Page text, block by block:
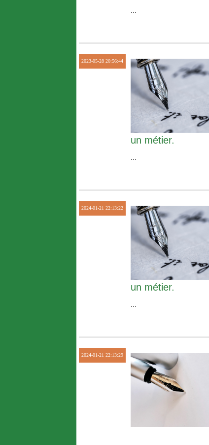
2023-05-28 20:56:44
un métier.
2024-01-21 22:13:22
un métier.
2024-01-21 22:13:29